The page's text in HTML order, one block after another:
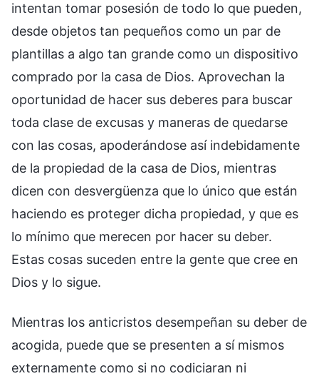
intentan tomar posesión de todo lo que pueden,
desde objetos tan pequeños como un par de
plantillas a algo tan grande como un dispositivo
comprado por la casa de Dios. Aprovechan la
oportunidad de hacer sus deberes para buscar
toda clase de excusas y maneras de quedarse
con las cosas, apoderándose así indebidamente
de la propiedad de la casa de Dios, mientras
dicen con desvergüenza que lo único que están
haciendo es proteger dicha propiedad, y que es
lo mínimo que merecen por hacer su deber.
Estas cosas suceden entre la gente que cree en
Dios y lo sigue.
Mientras los anticristos desempeñan su deber de
acogida, puede que se presenten a sí mismos
externamente como si no codiciaran ni